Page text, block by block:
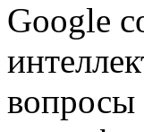
Google